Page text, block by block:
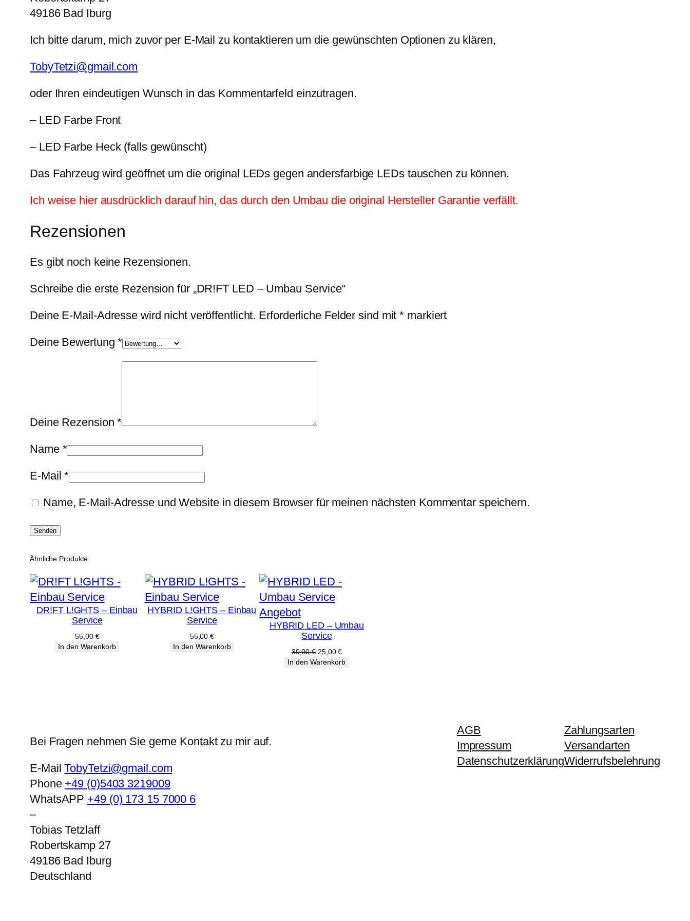
w
a
3
5
e
e
49186 Bad Iburg
Ich bitte darum, mich zuvor per E-Mail zu kontaktieren um die gewünschten Optionen zu klären,
TobyTetzi@gmail.com
oder Ihren eindeutigen Wunsch in das Kommentarfeld einzutragen.
– LED Farbe Front
– LED Farbe Heck (falls gewünscht)
Das Fahrzeug wird geöffnet um die original LEDs gegen andersfarbige LEDs tauschen zu können.
Ich weise hier ausdrücklich darauf hin, das durch den Umbau die original Hersteller Garantie verfällt.
Rezensionen
Es gibt noch keine Rezensionen.
Schreibe die erste Rezension für „DR!FT LED – Umbau Service“
Deine E-Mail-Adresse wird nicht veröffentlicht. Erforderliche Felder sind mit* markiert
Deine Bewertung*
Deine Rezension*
Name *
E-Mail*
Name, E-Mail-Adresse und Website in diesem Browser für meinen nächsten Kommentar speichern.
Ähnliche Produkte
DR!FT L!GHTS – Einbau
Service
55,00 €
In den Warenkorb
HYBRID L!GHTS – Einbau
Service
55,00€
In den Warenkorb
AngebotProdukt
im
Angebot
HYBRID LED – Umbau
Service
30,00€ Ursprünglicher
Preis
25,00€Aktueller
Preis
In den Warenkorb
Bei Fragen nehmen Sie gerne Kontakt zu mir auf.
E-MailTobyTetzi@gmail.com
Phone +49 (0)5403 3219009
WhatsAPP +49 (0) 173 15 7000 6
–
Tobias Tetzlaff
Robertskamp 27
49186 Bad Iburg
Deutschland
AGB
Impressum
Datenschutzerklärung
Zahlungsarten
Versandarten
Widerrufsbelehrung